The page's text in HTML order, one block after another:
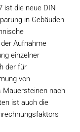
ist die neue DIN
in Gebäuden
Aufnahme
einzelner
der für
von
Mauersteinen nach
ist auch die